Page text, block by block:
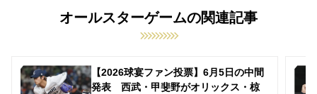
オールスターゲームの関連記事
【2026球宴ファン投票】6月5日の中間
発表 西武・甲斐野がオリックス・椋